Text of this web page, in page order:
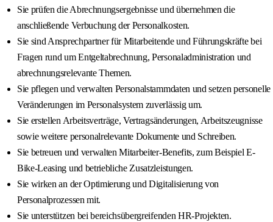
Sie prüfen die Abrechnungsergebnisse und übernehmen die
anschließende Verbuchung der Personalkosten.
Sie sind Ansprechpartner für Mitarbeitende und Führungskräfte bei
Fragen rund um Entgeltabrechnung, Personaladministration und
abrechnungsrelevante Themen.
Sie pflegen und verwalten Personalstammdaten und setzen personelle
Veränderungen im Personalsystem zuverlässig um.
Sie erstellen Arbeitsverträge, Vertragsänderungen, Arbeitszeugnisse
sowie weitere personalrelevante Dokumente und Schreiben.
Sie betreuen und verwalten Mitarbeiter-Benefits, zum Beispiel E-
Bike-Leasing und betriebliche Zusatzleistungen.
Sie wirken an der Optimierung und Digitalisierung von
Personalprozessen mit.
Sie unterstützen bei bereichsübergreifenden HR-Projekten.